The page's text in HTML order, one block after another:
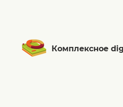
Комплексное